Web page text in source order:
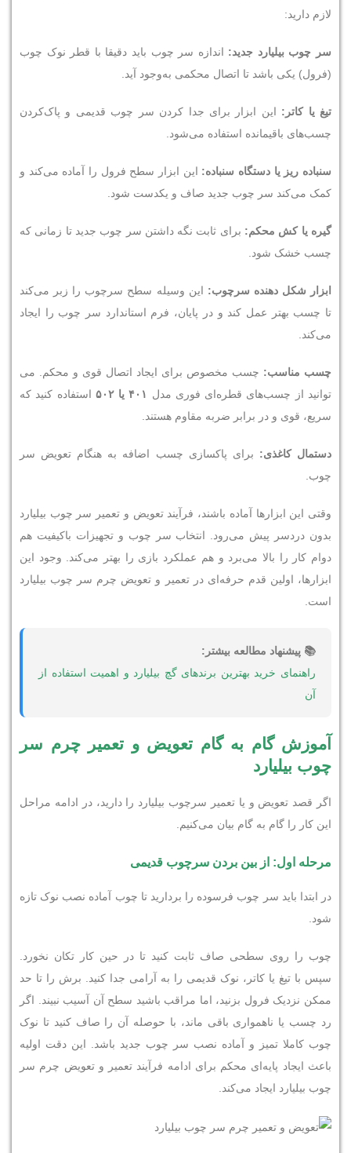
لازم دارید:
سر چوب بیلیارد جدید: اندازه سر چوب باید دقیقا با قطر نوک چوب
(فرول) یکی باشد تا اتصال محکمی به‌وجود آید.
تیغ یا کاتر: این ابزار برای جدا کردن سر چوب قدیمی و پاک‌کردن
چسب‌های باقیمانده استفاده می‌شود.
سنباده ریز یا دستگاه سنباده: این ابزار سطح فرول را آماده می‌کند و
کمک می‌کند سر چوب جدید صاف و یکدست شود.
گیره یا کش محکم: برای ثابت نگه داشتن سر چوب جدید تا زمانی که
چسب خشک شود.
ابزار شکل دهنده سرچوب: این وسیله سطح سرچوب را زبر می‌کند
تا چسب بهتر عمل کند و در پایان، فرم استاندارد سر چوب را ایجاد
می‌کند.
چسب مناسب: چسب مخصوص برای ایجاد اتصال قوی و محکم. می
توانید از چسب‌های قطره‌ای فوری مدل ۴۰۱ یا۵۰۲ استفاده کنید که
سریع، قوی و در برابر ضربه مقاوم هستند.
دستمال کاغذی: برای پاکسازی چسب اضافه به هنگام تعویض سر
چوب.
وقتی این ابزارها آماده باشند، فرآیند تعویض و تعمیر سر چوب بیلیارد
بدون دردسر پیش می‌رود. انتخاب سر چوب و تجهیزات باکیفیت هم
دوام کار را بالا می‌برد و هم عملکرد بازی را بهتر می‌کند. وجود این
ابزارها، اولین قدم حرفه‌ای در تعمیر و تعویض چرم سر چوب بیلیارد
است.
📚 پیشنهاد مطالعه بیشتر:
راهنمای خرید بهترین برندهای گچ بیلیارد و اهمیت استفاده از
آن
آموزش گام به گام تعویض و تعمیر چرم سر
چوب بیلیارد
اگر قصد تعویض و یا تعمیر سرچوب بیلیارد را دارید، در ادامه مراحل
این کار را گام به گام بیان می‌کنیم.
مرحله اول: از بین بردن سرچوب قدیمی
در ابتدا باید سر چوب فرسوده را بردارید تا چوب آماده نصب نوک تازه
شود.
چوب را روی سطحی صاف ثابت کنید تا در حین کار تکان نخورد.
سپس با تیغ یا کاتر، نوک قدیمی را به آرامی جدا کنید. برش را تا حد
ممکن نزدیک فرول بزنید، اما مراقب باشید سطح آن آسیب نبیند. اگر
رد چسب یا ناهمواری باقی ماند، با حوصله آن را صاف کنید تا نوک
چوب کاملا تمیز و آماده نصب سر چوب جدید باشد. این دقت اولیه
باعث ایجاد پایه‌ای محکم برای ادامه فرآیند تعمیر و تعویض چرم سر
چوب بیلیارد ایجاد می‌کند.